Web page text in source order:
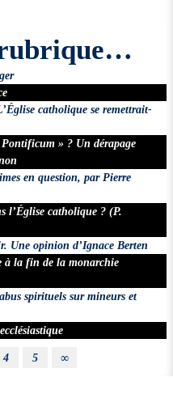
rubrique…
catholique se remettrait-
» ? Un dérapage
en question, par Pierre
l’Église catholique ? (P.
Une opinion d’Ignace Berten
à la fin de la monarchie
spirituels sur mineurs et
4 5 ∞